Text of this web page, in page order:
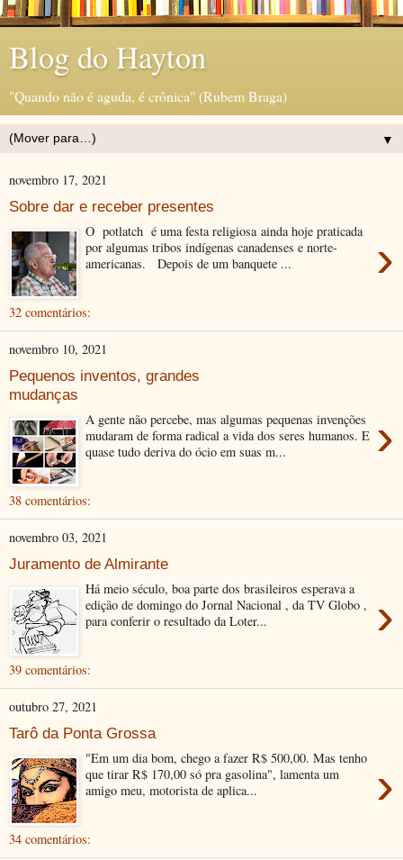
Blog do Hayton
"Quando não é aguda, é crônica" (Rubem Braga)
▼
novembro 17, 2021
Sobre dar e receber presentes
›
O potlatch é uma festa religiosa ainda hoje praticada
por algumas tribos indígenas canadenses e norte-
americanas. Depois de um banquete ...
32 comentários:
novembro 10, 2021
Pequenos inventos, grandes
mudanças
›
A gente não percebe, mas algumas pequenas invenções
mudaram de forma radical a vida dos seres humanos. E
quase tudo deriva do ócio em suas m...
38 comentários:
novembro 03, 2021
Juramento de Almirante
›
Há meio século, boa parte dos brasileiros esperava a
edição de domingo do Jornal Nacional , da TV Globo ,
para conferir o resultado da Loter...
39 comentários:
outubro 27, 2021
Tarô da Ponta Grossa
›
"Em um dia bom, chego a fazer R$ 500,00. Mas tenho
que tirar R$ 170,00 só pra gasolina", lamenta um
amigo meu, motorista de aplica...
34 comentários: